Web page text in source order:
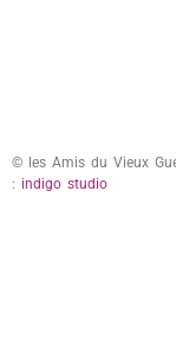
© les Amis du Vieux
: indigo studio